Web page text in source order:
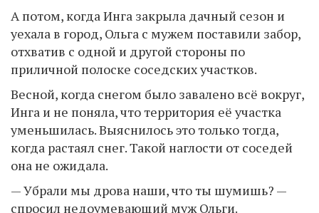
А потом, когда Инга закрыла дачный сезон и
уехала в город, Ольга с мужем поставили забор,
отхватив с одной и другой стороны по
приличной полоске соседских участков.
Весной, когда снегом было завалено всё вокруг,
Инга и не поняла, что территория её участка
уменьшилась. Выяснилось это только тогда,
когда растаял снег. Такой наглости от соседей
она не ожидала.
— Убрали мы дрова наши, что ты шумишь? —
спросил недоумевающий муж Ольги.